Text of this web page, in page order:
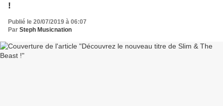
!
Publié le 20/07/2019 à 06:07
Par Steph Musicnation